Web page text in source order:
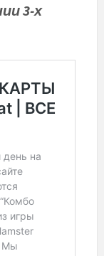
3-х